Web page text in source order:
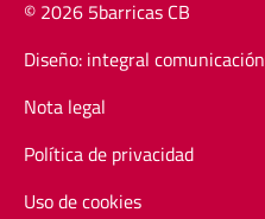
© 2026 5barricas CB
Diseño: integral comunicación
Nota legal
Política de privacidad
Uso de cookies